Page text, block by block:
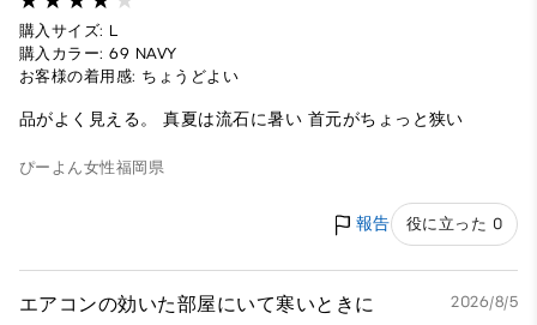
購入サイズ: L
購入カラー: 69 NAVY
お客様の着用感: ちょうどよい
品がよく見える。 真夏は流石に暑い 首元がちょっと狭い
ぴーよん女性福岡県
報告 役に立った 0
エアコンの効いた部屋にいて寒いときに 2026/8/5